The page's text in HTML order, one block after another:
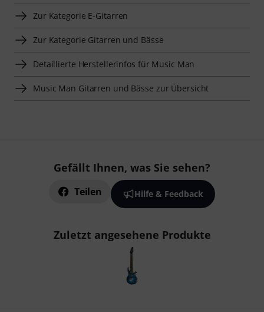
Zur Kategorie E-Gitarren
Zur Kategorie Gitarren und Bässe
Detaillierte Herstellerinfos für Music Man
Music Man Gitarren und Bässe zur Übersicht
Gefällt Ihnen, was Sie sehen?
Teilen Hilfe & Feedback
Zuletzt angesehene Produkte